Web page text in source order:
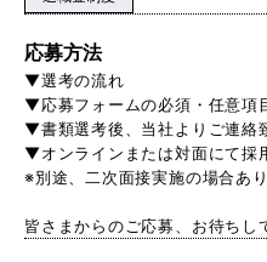
応募方法
▼選考の流れ
▼応募フォームの必須・任意項
▼書類選考後、当社よりご連絡
▼オンラインまたは対面にて採
※別途、二次面接実施の場合あり
皆さまからのご応募、お待ちし